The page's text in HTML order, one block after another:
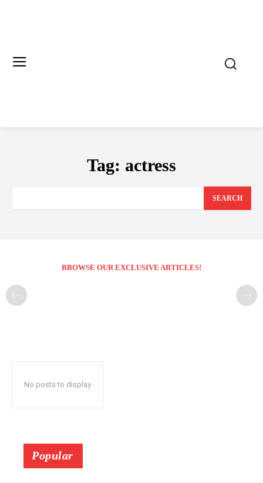
Tag: actress
SEARCH
BROWSE OUR EXCLUSIVE ARTICLES!
No posts to display
Popular